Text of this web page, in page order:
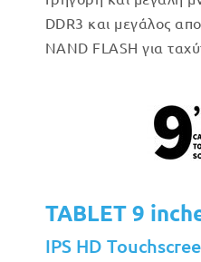
DDR3 και μεγάλος
NAND FLASH για
TABLET 9
IPS HD